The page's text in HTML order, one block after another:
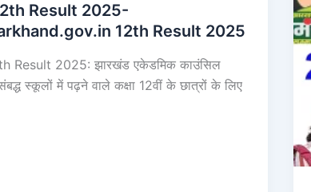
Result 2025-
12th Result 2025
Result 2025: झारखंड एकेडमिक काउंसिल
स्कूलों में पढ़ने वाले कक्षा 12वीं के छात्रों के लिए